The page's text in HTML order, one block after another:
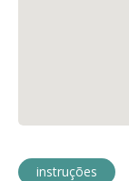
instruções